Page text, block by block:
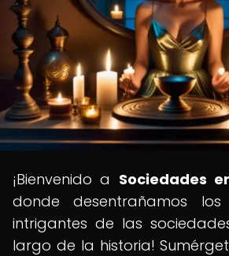
¡Bienvenido a Sociedades
donde desentrañamos
intrigantes de las
largo de la historia!